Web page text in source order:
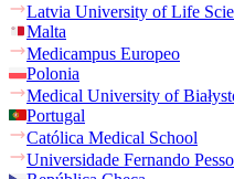
Latvia University of Life
Malta
Medicampus Europeo
Polonia
Medical University of
Portugal
Católica Medical School
Universidade Fernando